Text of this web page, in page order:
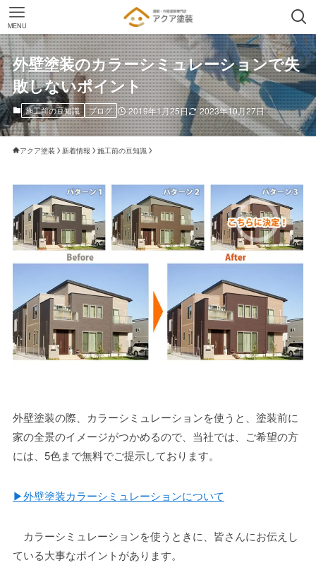
MENU
外壁塗装のカラーシミュレーションで失
敗しないポイント
施工前の豆知識 ブログ 2019年1月25日 2023年10月27日
アクア塗装 新着情報 施工前の豆知識
外壁塗装の際、カラーシミュレーションを使うと、塗装前に
家の全景のイメージがつかめるので、当社では、ご希望の方
には、5色まで無料でご提示しております。
▶外壁塗装カラーシミュレーションについて
カラーシミュレーションを使うときに、皆さんにお伝えし
ている大事なポイントがあります。